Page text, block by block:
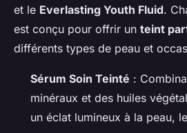
et le Everlasting Youth Fluid.
est conçu pour offrir un teint
différents types de peau et
Sérum Soin Teinté :
minéraux et des huiles
un éclat lumineux à la peau,